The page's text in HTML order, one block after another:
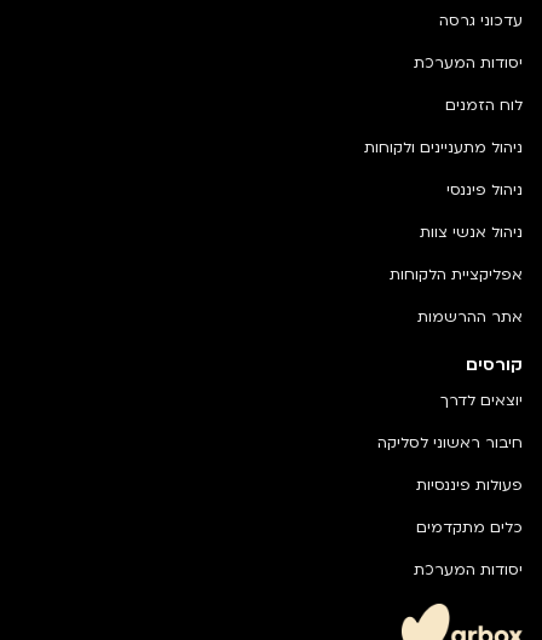
קורסים
יוצאים לדרך
חיבור ראשוני לסליקה
פעולות פיננסיות
כלים מתקדמים
יסודות המערכת
עדכוני גרסה
יסודות המערכת
לוח הזמנים
ניהול מתעניינים ולקוחות
ניהול פיננסי
ניהול אנשי צוות
אפליקציית הלקוחות
אתר ההרשמות